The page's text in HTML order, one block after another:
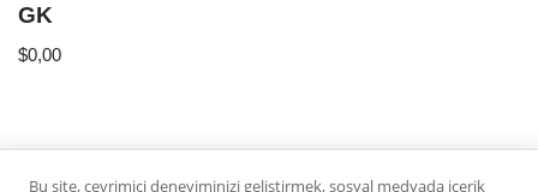
GK
$0,00
Bu site, çevrimiçi deneyiminizi geliştirmek, sosyal medyada içerik